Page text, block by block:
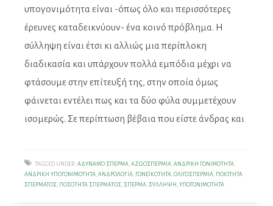
υπογονιμότητα είναι -όπως όλο και περισσότερες
έρευνες καταδεικνύουν- ένα κοινό πρόβλημα. Η
σύλληψη είναι έτσι κι αλλιώς μια περίπλοκη
διαδικασία και υπάρχουν πολλά εμπόδια μέχρι να
φτάσουμε στην επίτευξή της, στην οποία όμως
φάινεται εντέλει πως και τα δύο φύλα συμμετέχουν
ισομερώς. Σε περίπτωση βέβαια που είστε άνδρας και
TAGGED UNDER: ΑΔΎΝΑΜΟ ΣΠΈΡΜΑ, ΑΖΩΟΣΠΕΡΜΊΑ, ΑΝΔΡΙΚΉ ΓΟΝΙΜΌΤΗΤΑ,
ΑΝΔΡΙΚΉ ΥΠΟΓΟΝΙΜΌΤΗΤΑ, ΑΝΔΡΟΛΟΓΊΑ, ΓΟΝΕΪΚΌΤΗΤΑ, ΟΛΙΓΟΣΠΕΡΜΊΑ, ΠΟΙΌΤΗΤΑ
ΣΠΈΡΜΑΤΟΣ, ΠΟΣΌΤΗΤΑ ΣΠΈΡΜΑΤΟΣ, ΣΠΈΡΜΑ, ΣΎΛΛΗΨΗ , ΥΠΟΓΟΝΙΜΌΤΗΤΑ